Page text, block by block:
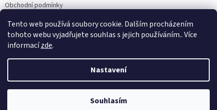
Tento web používá soubory cookie. Dalším procházením
tohoto webu vyjadřujete souhlas s jejich používáním.. Více
informacízde.
Nastavení
Souhlasím
Obchodní podmínky
Kontakty
Vytvořil Shoptet
Top-zdraví.cz. Všechna práva vyhrazena.